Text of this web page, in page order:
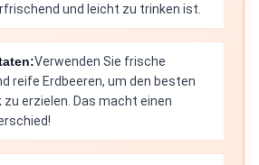
und leicht zu trinken ist.
Verwenden Sie frische
reife Erdbeeren, um den besten
zu erzielen. Das macht einen